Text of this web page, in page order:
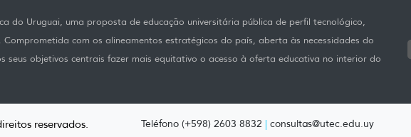
do Uruguai, uma proposta de educação universitária pública de perfil tecnológico,
com os alineamentos estratégicos do país, aberta às necessidades do
seus objetivos centrais fazer mais equitativo o acesso à oferta educativa no interior do
reservados. Teléfono (+598) 2603 8832 consultas@utec.edu.uy